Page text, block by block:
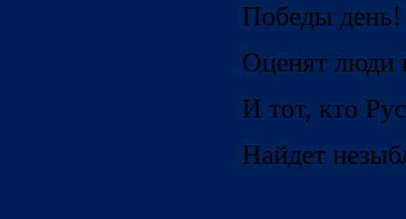
Победы день!
Оценят люди
И тот, кто
Найдет